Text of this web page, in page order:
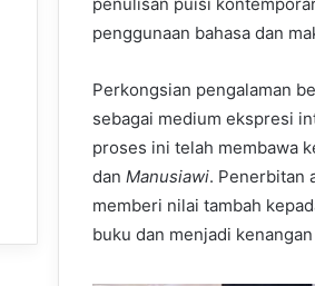
penggunaan bahasa dan
Perkongsian pengalaman
sebagai medium ekspresi
proses ini telah membawa
dan Manusiawi. Penerbitan
memberi nilai tambah
buku dan menjadi